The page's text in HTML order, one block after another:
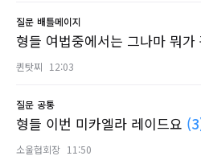
질문 배틀메이지
형들 여법중에서는 그나마 뭐가
퀸탓찌 12:03
질문 공통
형들 이번 미카엘라 레이드요
소울협회장 11:50